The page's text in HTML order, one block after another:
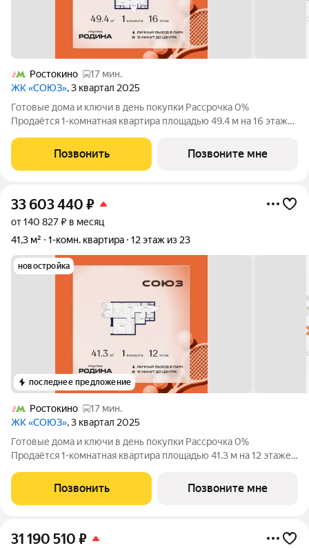
Ростокино
17 мин.
ЖК «СОЮЗ», 3 квартал 2025
Готовые дома и ключи в день покупки Рассрочка 0%
Продаётся 1-комнатная квартира площадью 49.4 м на 16 этаже
премиум-класса с рекордным количеством олимпийских
видов спорта: - Ледовая арена для хоккея и
Позвонить Позвоните мне
33 603 440 ₽
от 140 827 ₽ в месяц
41,3 м²
1-комн. квартира 12 этаж из 23
новостройка
последнее предложение
Ростокино
17 мин.
ЖК «СОЮЗ», 3 квартал 2025
Готовые дома и ключи в день покупки Рассрочка 0%
Продаётся 1-комнатная квартира площадью 41.3 м на 12 этаже
премиум-класса с рекордным количеством олимпийских
видов спорта: - Ледовая арена для хоккея и
Позвонить Позвоните мне
31 190 510 ₽